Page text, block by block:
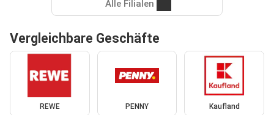
Alle Filialen
Vergleichbare Geschäfte
REWE PENNY Kaufland